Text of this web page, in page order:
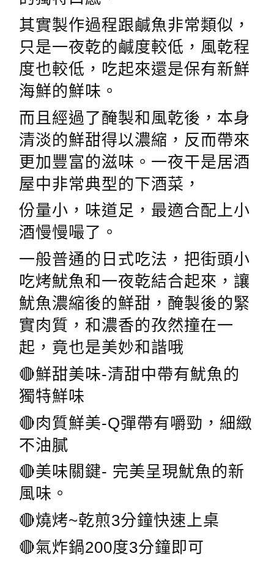
其實製作過程跟鹹魚非常類似，
只是一夜乾的鹹度較低，風乾程
度也較低，吃起來還是保有新鮮
海鮮的鮮味。
而且經過了醃製和風乾後，本身
清淡的鮮甜得以濃縮，反而帶來
更加豐富的滋味。一夜干是居酒
屋中非常典型的下酒菜，
份量小，味道足，最適合配上小
酒慢慢嘬了。
一般普通的日式吃法，把街頭小
吃烤魷魚和一夜乾結合起來，讓
魷魚濃縮後的鮮甜，醃製後的緊
實肉質，和濃香的孜然撞在一
起，竟也是美妙和諧哦
🔴鮮甜美味-清甜中帶有魷魚的
獨特鮮味
🔴肉質鮮美-Q彈帶有嚼勁，細緻
不油膩
🔴美味關鍵- 完美呈現魷魚的新
風味。
🔴燒烤~乾煎3分鐘快速上桌
🔴氣炸鍋200度3分鐘即可